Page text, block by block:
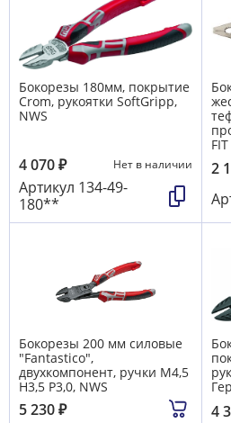
Бокорезы 180мм, покрытие
Crom, рукоятки SoftGripp,
NWS
4 070₽ Нет в наличии
Артикул 134-49-
180**
FIT
2
Бокорезы 200 мм силовые
"Fantastico",
двухкомпонент, ручки М4,5
Н3,5 Р3,0, NWS
5 230₽
4